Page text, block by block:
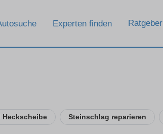
Experten finden Ratgeber
Steinschlag reparieren